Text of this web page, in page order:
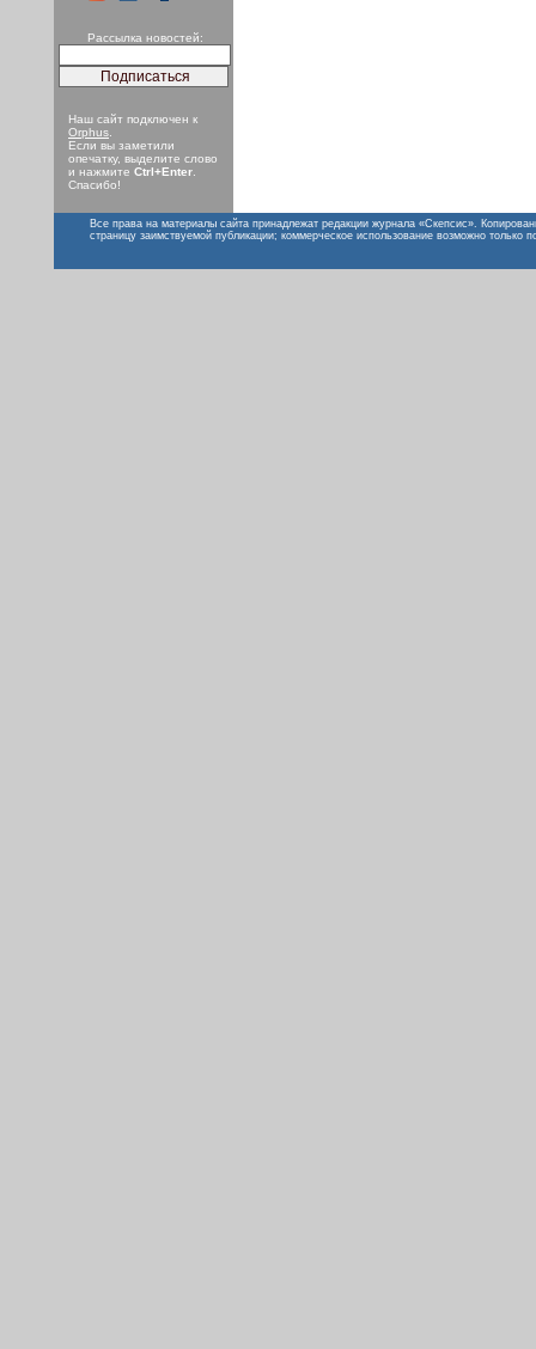
Рассылка новостей:
Наш сайт подключен к
Orphus
Если вы заметили
опечатку, выделите слово
и нажмите Ctrl+Enter
Спасибо!
Все права на материалы сайта принадлежат редакции журнала «Скепсис».
страницу заимствуемой публикации; коммерческое использование возможно только